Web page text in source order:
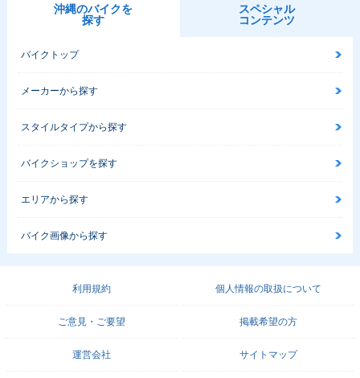
沖縄のバイクを
探す
スペシャル
コンテンツ
バイクトップ
メーカーから探す
スタイルタイプから探す
バイクショップを探す
エリアから探す
バイク画像から探す
利用規約 個人情報の取扱について
ご意見・ご要望 掲載希望の方
運営会社 サイトマップ